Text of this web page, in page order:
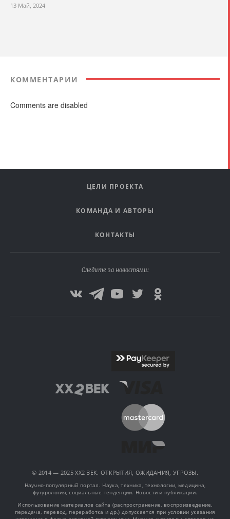
13 Май, 2024
КОММЕНТАРИИ
Comments are disabled
ЦЕЛИ ПРОЕКТА
КОМАНДА И АВТОРЫ
КОНТАКТЫ
Следите за новостями:
© 2014 — 2025 XX2 ВЕК. ОТКРЫТИЯ, ОЖИДАНИЯ, УГРОЗЫ.
Научно-популярный портал. Наука, техника, технологии, медицина,
футурология, социальные тенденции. Новости и публикации.
Использование материалов сайта (распространение, воспроизведение,
передача, перевод, переработка и др.) допускается при условии указания